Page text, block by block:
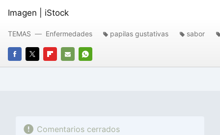
Imagen | iStock
FACEBOOK
TWITTERFLIPBOARD
E-
WHATSAPP
TEMAS Enfermedades papilas gustativas sabor
Comentarios cerrados